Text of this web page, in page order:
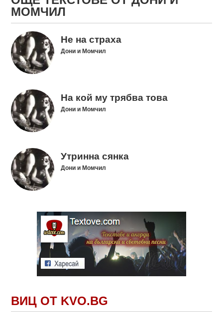
МОМЧИЛ
Не на страха
Дони и Момчил
На кой му трябва това
Дони и Момчил
Утринна сянка
Дони и Момчил
ВИЦ ОТ KVO.BG